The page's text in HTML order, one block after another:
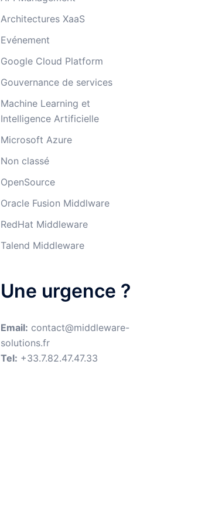
Architectures XaaS
Evénement
Google Cloud Platform
Gouvernance de services
Machine Learning et
Intelligence Artificielle
Microsoft Azure
Non classé
OpenSource
Oracle Fusion Middlware
RedHat Middleware
Talend Middleware
Une urgence ?
Email: contact@middleware-
solutions.fr
Tel: +33.7.82.47.47.33